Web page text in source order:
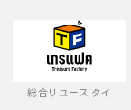
総合リユース タイ